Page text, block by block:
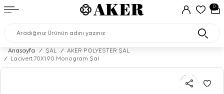
0
Anasayfa / ŞAL /
AKER POLYESTER ŞAL
/
Lacivert 70X190 Monogram Şal